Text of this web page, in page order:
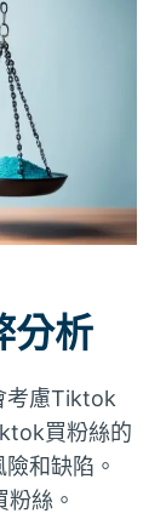
分析
考慮Tiktok
買粉絲的
和缺陷。
絲。